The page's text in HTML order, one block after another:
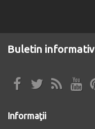
Buletin informativ
Informaţii